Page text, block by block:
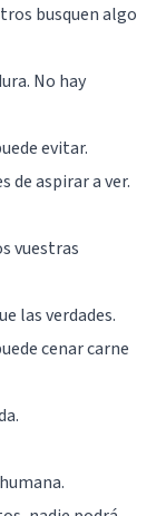
busquen algo
No hay
evitar.
de aspirar a ver.
vuestras
las verdades.
cenar carne